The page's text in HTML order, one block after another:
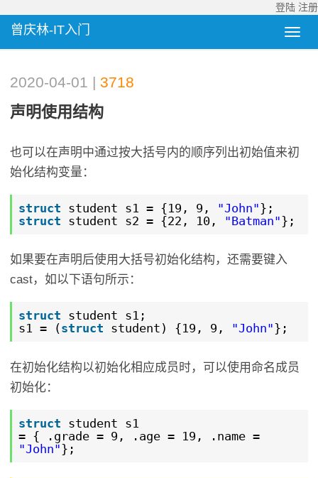
登陆 注册
曾庆林-IT入门
2020-04-01 |3718
声明使用结构
也可以在声明中通过按大括号内的顺序列出初始值来初
始化结构变量：
struct student s1 = {19, 9, "John"};
struct student s2 = {22, 10, "Batman"};
如果要在声明后使用大括号初始化结构，还需要键入
cast，如以下语句所示：
struct student s1;
s1 = (struct student) {19, 9, "John"};
在初始化结构以初始化相应成员时，可以使用命名成员
初始化：
struct student s1
= { .grade = 9, .age = 19, .name =
"John"};